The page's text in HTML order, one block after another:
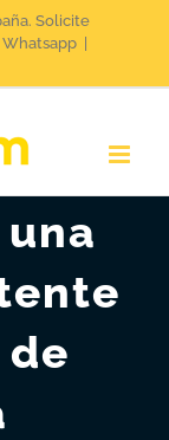
Solicite
Whatsapp